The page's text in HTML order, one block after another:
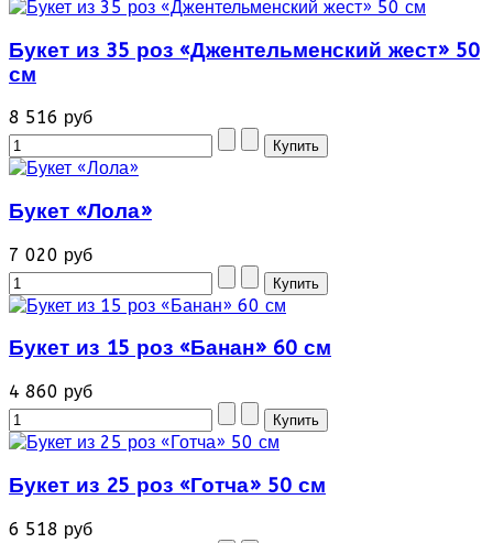
Букет из 35 роз «Джентельменский жест» 50
см
8 516 руб
Букет «Лола»
7 020 руб
Букет из 15 роз «Банан» 60 см
4 860 руб
Букет из 25 роз «Готча» 50 см
6 518 руб